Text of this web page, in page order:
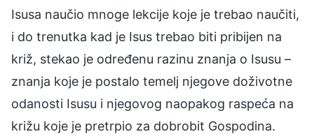
Isusa naučio mnoge lekcije koje je trebao naučiti,
i do trenutka kad je Isus trebao biti pribijen na
križ, stekao je određenu razinu znanja o Isusu –
znanja koje je postalo temelj njegove doživotne
odanosti Isusu i njegovog naopakog raspeća na
križu koje je pretrpio za dobrobit Gospodina.